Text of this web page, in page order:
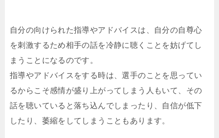
自分の向けられた指導やアドバイスは、自分の自尊心
を刺激するため相手の話を冷静に聴くことを妨げてし
まうことになるのです。
指導やアドバイスをする時は、選手のことを思ってい
るからこそ感情が盛り上がってしまう人もいて、その
話を聴いていると落ち込んでしまったり、自信が低下
したり、萎縮をしてしまうこともあります。